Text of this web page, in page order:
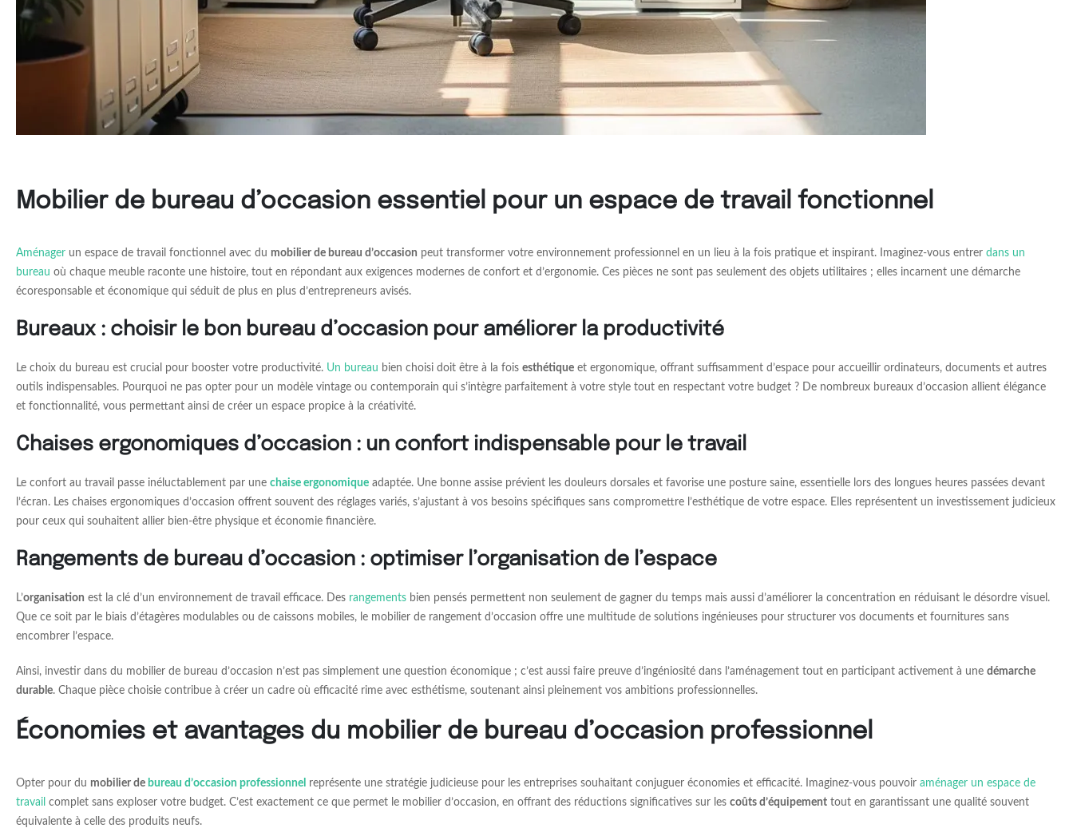
Mobilier de bureau d’occasion essentiel pour un espace de travail fonctionnel
Aménager un espace de travail fonctionnel avec du mobilier de bureau d’occasion peut transformer votre environnement professionnel en un lieu à la fois pratique et inspirant. Imaginez-vous entrer dans un
bureau où chaque meuble raconte une histoire, tout en répondant aux exigences modernes de confort et d’ergonomie. Ces pièces ne sont pas seulement des objets utilitaires ; elles incarnent une démarche
écoresponsable et économique qui séduit de plus en plus d’entrepreneurs avisés.
Bureaux : choisir le bon bureau d’occasion pour améliorer la productivité
Le choix du bureau est crucial pour booster votre productivité. Un bureau bien choisi doit être à la fois esthétique et ergonomique, offrant suffisamment d’espace pour accueillir ordinateurs, documents et autres
outils indispensables. Pourquoi ne pas opter pour un modèle vintage ou contemporain qui s’intègre parfaitement à votre style tout en respectant votre budget ? De nombreux bureaux d’occasion allient élégance
et fonctionnalité, vous permettant ainsi de créer un espace propice à la créativité.
Chaises ergonomiques d’occasion : un confort indispensable pour le travail
Le confort au travail passe inéluctablement par une chaise ergonomique adaptée. Une bonne assise prévient les douleurs dorsales et favorise une posture saine, essentielle lors des longues heures passées devant
l’écran. Les chaises ergonomiques d’occasion offrent souvent des réglages variés, s’ajustant à vos besoins spécifiques sans compromettre l’esthétique de votre espace. Elles représentent un investissement judicieux
pour ceux qui souhaitent allier bien-être physique et économie financière.
Rangements de bureau d’occasion : optimiser l’organisation de l’espace
L’organisation est la clé d’un environnement de travail efficace. Des rangements bien pensés permettent non seulement de gagner du temps mais aussi d’améliorer la concentration en réduisant le désordre visuel.
Que ce soit par le biais d’étagères modulables ou de caissons mobiles, le mobilier de rangement d’occasion offre une multitude de solutions ingénieuses pour structurer vos documents et fournitures sans
encombrer l’espace.
Ainsi, investir dans du mobilier de bureau d’occasion n’est pas simplement une question économique ; c’est aussi faire preuve d’ingéniosité dans l’aménagement tout en participant activement à une démarche
durable. Chaque pièce choisie contribue à créer un cadre où efficacité rime avec esthétisme, soutenant ainsi pleinement vos ambitions professionnelles.
Économies et avantages du mobilier de bureau d’occasion professionnel
Opter pour du mobilier de bureau d’occasion professionnel représente une stratégie judicieuse pour les entreprises souhaitant conjuguer économies et efficacité. Imaginez-vous pouvoir aménager un espace de
travail complet sans exploser votre budget. C’est exactement ce que permet le mobilier d’occasion, en offrant des réductions significatives sur les coûts d’équipement tout en garantissant une qualité souvent
équivalente à celle des produits neufs.